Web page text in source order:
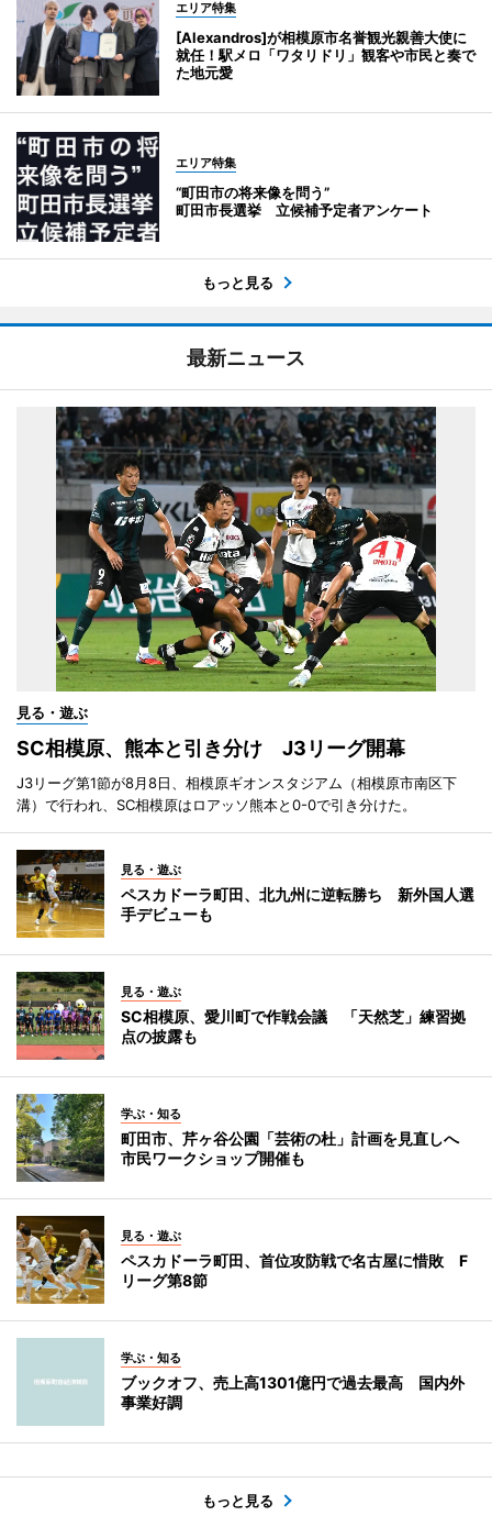
エリア特集
[Alexandros]が相模原市名誉観光親善大使に
就任！駅メロ「ワタリドリ」観客や市民と奏で
た地元愛
エリア特集
“町田市の将来像を問う”
町田市長選挙 立候補予定者アンケート
もっと見る
最新ニュース
見る・遊ぶ
SC相模原、熊本と引き分け J3リーグ開幕
J3リーグ第1節が8月8日、相模原ギオンスタジアム（相模原市南区下
溝）で行われ、SC相模原はロアッソ熊本と0-0で引き分けた。
見る・遊ぶ
ペスカドーラ町田、北九州に逆転勝ち 新外国人選
手デビューも
見る・遊ぶ
SC相模原、愛川町で作戦会議 「天然芝」練習拠
点の披露も
学ぶ・知る
町田市、芹ヶ谷公園「芸術の杜」計画を見直しへ
市民ワークショップ開催も
見る・遊ぶ
ペスカドーラ町田、首位攻防戦で名古屋に惜敗 F
リーグ第8節
学ぶ・知る
ブックオフ、売上高1301億円で過去最高 国内外
事業好調
もっと見る